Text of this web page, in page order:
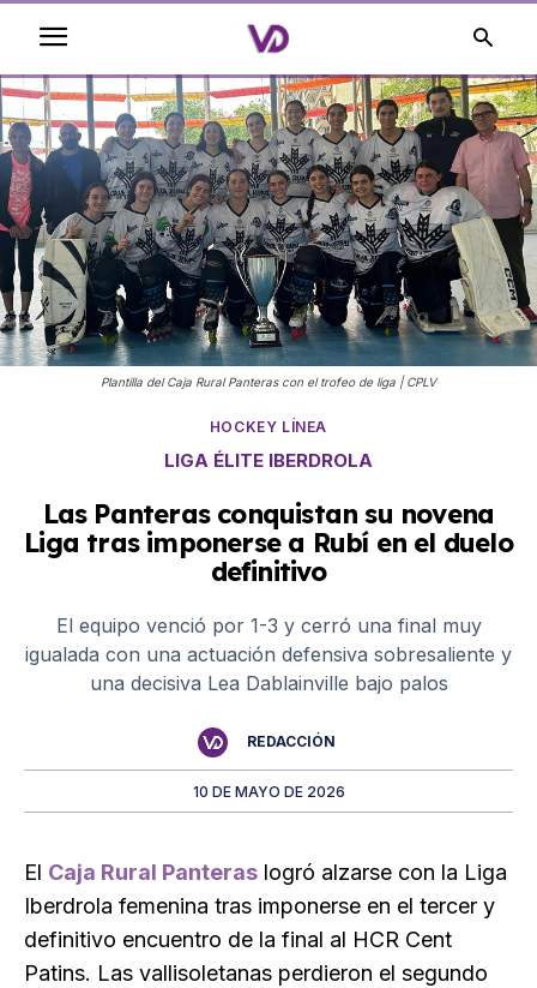
Plantilla del Caja Rural Panteras con el trofeo de liga | CPLV
HOCKEY LÍNEA
LIGA ÉLITE IBERDROLA
Las Panteras conquistan su novena
Liga tras imponerse a Rubí en el duelo
definitivo
El equipo venció por 1-3 y cerró una final muy
igualada con una actuación defensiva sobresaliente y
una decisiva Lea Dablainville bajo palos
REDACCIÓN
10 DE MAYO DE 2026
El Caja Rural Panteras logró alzarse con la Liga
Iberdrola femenina tras imponerse en el tercer y
definitivo encuentro de la final al HCR Cent
Patins. Las vallisoletanas perdieron el segundo